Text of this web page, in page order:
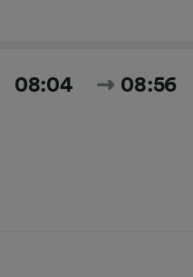
08:04 08:56